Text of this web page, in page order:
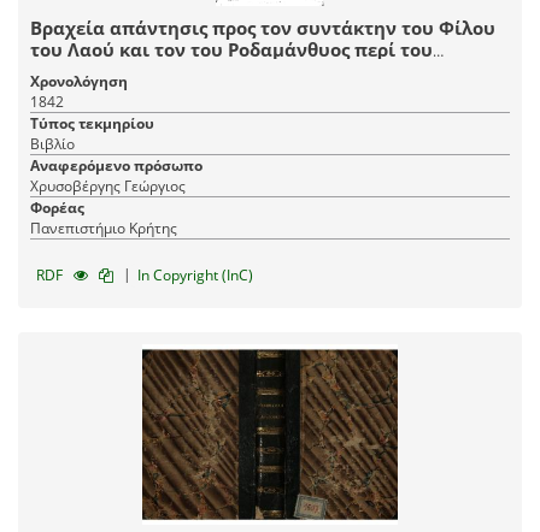
Βραχεία απάντησις προς τον συντάκτην του Φίλου
του Λαού και τον του Ροδαμάνθυος περί του
ιππότου Κ. Ασωπίου κτλ. κτλ. κτλ.
Χρονολόγηση
1842
Τύπος τεκμηρίου
Βιβλίο
Αναφερόμενο πρόσωπο
Χρυσοβέργης Γεώργιος
Φορέας
Πανεπιστήμιο Κρήτης
RDF | In Copyright (InC)